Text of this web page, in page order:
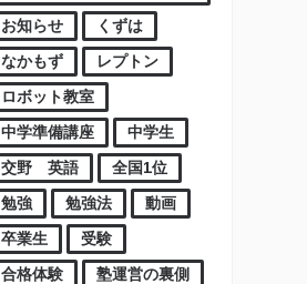
お知らせ
くずは
なかもず
レプトン
ロボット教室
中学準備講座
中学生
交野 英語
全国1位
勉強
勉強法
動画
卒業生
受験
合格体験
塾運営の裏側